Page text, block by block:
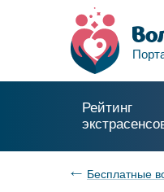
Рейтинг
Бесплатные